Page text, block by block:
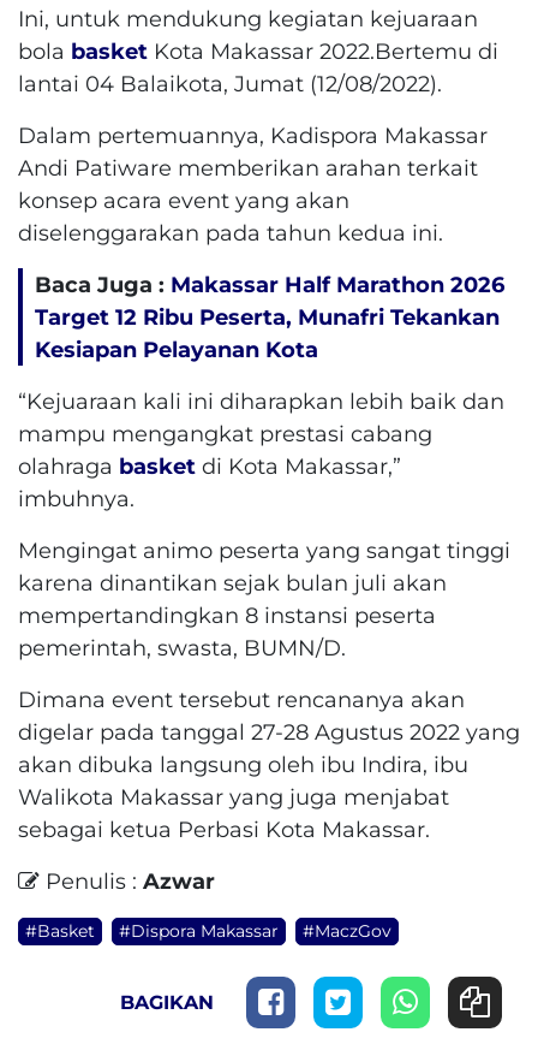
Ini, untuk mendukung kegiatan kejuaraan
bola basket Kota Makassar 2022.Bertemu di
lantai 04 Balaikota, Jumat (12/08/2022).
Dalam pertemuannya, Kadispora Makassar
Andi Patiware memberikan arahan terkait
konsep acara event yang akan
diselenggarakan pada tahun kedua ini.
Baca Juga : Makassar Half Marathon 2026
Target 12 Ribu Peserta, Munafri Tekankan
Kesiapan Pelayanan Kota
“Kejuaraan kali ini diharapkan lebih baik dan
mampu mengangkat prestasi cabang
olahraga basket di Kota Makassar,”
imbuhnya.
Mengingat animo peserta yang sangat tinggi
karena dinantikan sejak bulan juli akan
mempertandingkan 8 instansi peserta
pemerintah, swasta, BUMN/D.
Dimana event tersebut rencananya akan
digelar pada tanggal 27-28 Agustus 2022 yang
akan dibuka langsung oleh ibu Indira, ibu
Walikota Makassar yang juga menjabat
sebagai ketua Perbasi Kota Makassar.
Penulis : Azwar
#Basket #Dispora Makassar #MaczGov
BAGIKAN